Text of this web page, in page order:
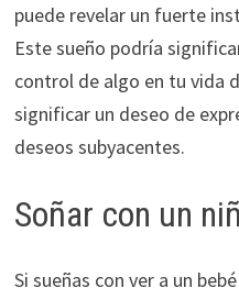
puede revelar un fuerte
Este sueño podría
control de algo en tu vida
significar un deseo de
deseos subyacentes.
Soñar con un
Si sueñas con ver a un